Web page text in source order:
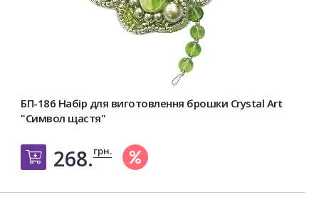
БП-186 Набір для виготовлення брошки Crystal Art
"Символ щастя"
Добавить в корзину
268.грн.